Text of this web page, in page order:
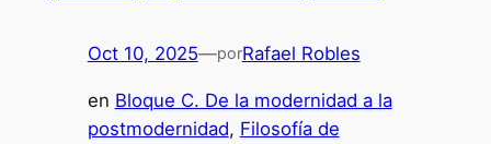
Oct 10, 2025—porRafael Robles
en Bloque C. De la modernidad a la
postmodernidad, Filosofía de